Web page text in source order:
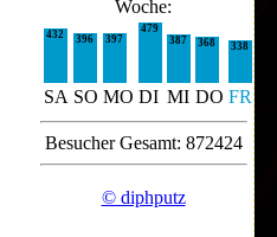
Woche:
432 396 397
479
387
368 338
SA SO MO DI MI DO FR
Besucher Gesamt: 872424
© diphputz